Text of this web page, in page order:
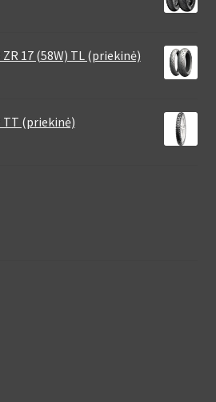
17 (58W) TL (priekinė)
TT (priekinė)